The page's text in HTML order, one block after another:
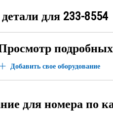
для 233-8554
Добавить свое оборудование
для номера по